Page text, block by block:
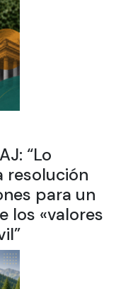
“Lo
resolución
para un
los «valores